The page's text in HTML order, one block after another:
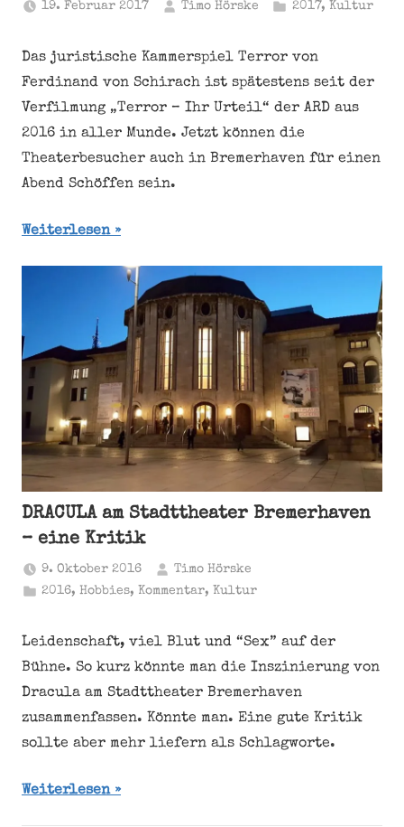
19. Februar 2017 Timo Hörske 2017, Kultur
Das juristische Kammerspiel Terror von
Ferdinand von Schirach ist spätestens seit der
Verfilmung „Terror – Ihr Urteil“ der ARD aus
2016 in aller Munde. Jetzt können die
Theaterbesucher auch in Bremerhaven für einen
Abend Schöffen sein.
Weiterlesen
DRACULA am Stadttheater Bremerhaven
– eine Kritik
9. Oktober 2016
Timo Hörske
2016,Hobbies, Kommentar, Kultur
Leidenschaft, viel Blut und “Sex” auf der
Bühne. So kurz könnte man die Inszinierung von
Dracula am Stadttheater Bremerhaven
zusammenfassen. Könnte man. Eine gute Kritik
sollte aber mehr liefern als Schlagworte.
Weiterlesen